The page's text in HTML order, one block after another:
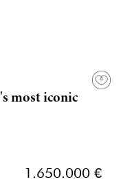
most iconic
1.650.000 €